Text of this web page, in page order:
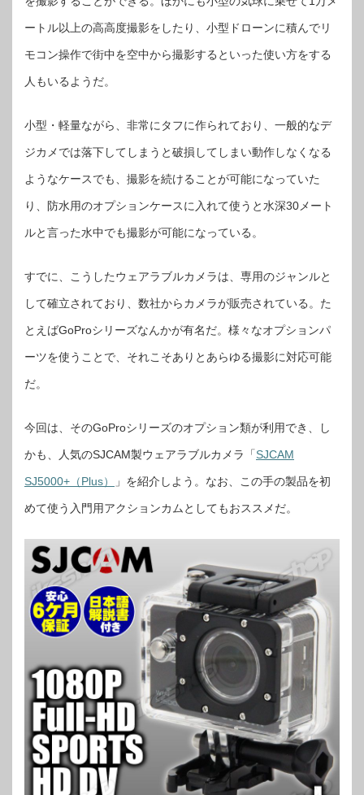
ア
シ
ョ
カ
イ
ッ
プ
レ
ア
の】
ートル以上の高高度撮影をしたり、小型ドローンに積んでリ
モコン操作で街中を空中から撮影するといった使い方をする
人もいるようだ。
小型・軽量ながら、非常にタフに作られており、一般的なデ
ジカメでは落下してしまうと破損してしまい動作しなくなる
ようなケースでも、撮影を続けることが可能になっていた
り、防水用のオプションケースに入れて使うと水深30メート
ルと言った水中でも撮影が可能になっている。
すでに、こうしたウェアラブルカメラは、専用のジャンルと
して確立されており、数社からカメラが販売されている。た
とえばGoProシリーズなんかが有名だ。様々なオプションパ
ーツを使うことで、それこそありとあらゆる撮影に対応可能
だ。
今回は、そのGoProシリーズのオプション類が利用でき、し
かも、人気のSJCAM製ウェアラブルカメラ「SJCAM
SJ5000+（Plus） 」を紹介しよう。なお、この手の製品を初
めて使う入門用アクションカムとしてもおススメだ。